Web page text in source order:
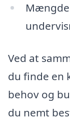
Ved at
du finde en
behov og
du nemt